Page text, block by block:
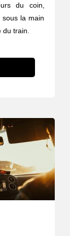
du coin,
la main
train.